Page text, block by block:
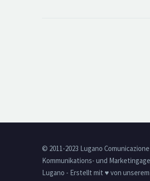
© 2011-2023 Lugano
Kommunikations- und
Lugano - Erstellt mit ♥ von unserem